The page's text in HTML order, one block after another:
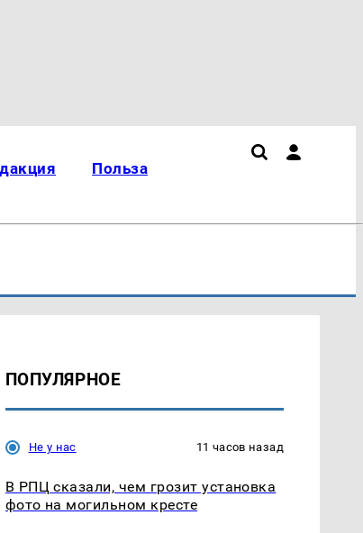
Польза
ПОПУЛЯРНОЕ
Не у нас 11 часов назад
В РПЦ сказали, чем грозит установка
фото на могильном кресте